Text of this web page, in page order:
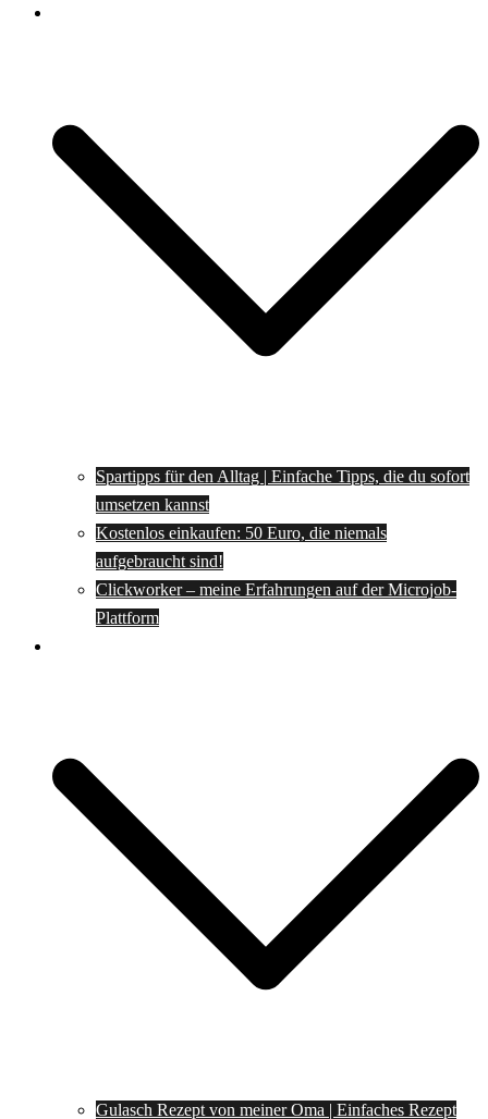
Spartipps für den Alltag | Einfache Tipps, die du sofort
umsetzen kannst
Kostenlos einkaufen: 50 Euro, die niemals
aufgebraucht sind!
Clickworker – meine Erfahrungen auf der Microjob-
Plattform
Gulasch Rezept von meiner Oma | Einfaches Rezept